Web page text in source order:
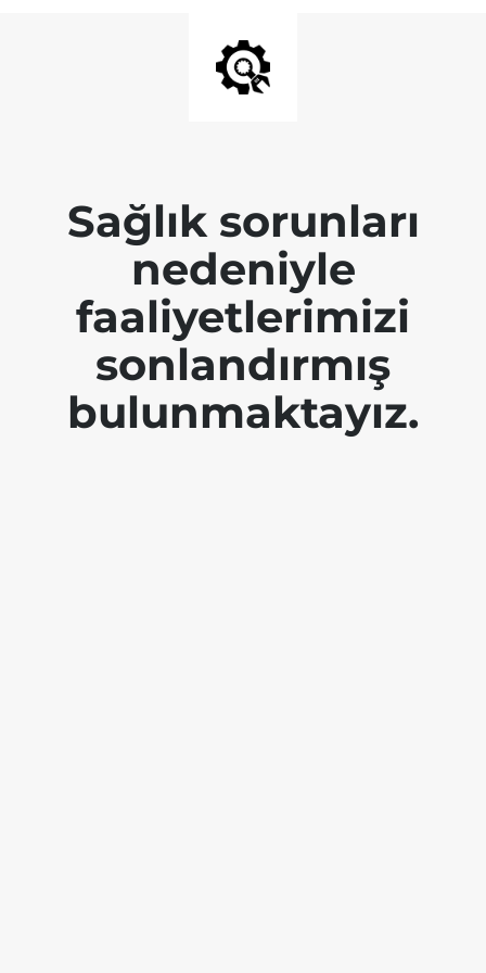
Sağlık sorunları
nedeniyle
faaliyetlerimizi
sonlandırmış
bulunmaktayız.